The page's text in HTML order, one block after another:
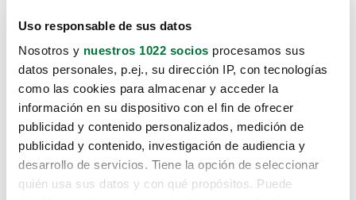
Uso responsable de sus datos
Nosotros y nuestros 1022 socios procesamos sus
datos personales, p.ej., su dirección IP, con tecnologías
como las cookies para almacenar y acceder la
información en su dispositivo con el fin de ofrecer
publicidad y contenido personalizados, medición de
publicidad y contenido, investigación de audiencia y
desarrollo de servicios. Tiene la opción de seleccionar
quién usa sus datos y con qué propósitos. Puede
Lo sentimos, no sabemos como
te hemos traido hasta aquí.
Pero puedes encontrar el coche que estás
buscando en alguno de estos enlaces: